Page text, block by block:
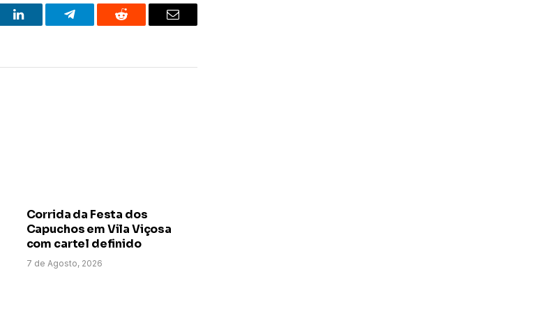
LinkedIn Telegram Reddit Email
Corrida da Festa dos
Capuchos em Vila Viçosa
com cartel definido
7 de Agosto, 2026